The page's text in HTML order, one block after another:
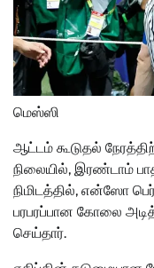
மெஸ்ஸி
ஆட்டம் கூடுதல்
நிலையில், இரண்டாம்
நிமிடத்தில், என்ஸோ
பரபரப்பான கோலை
செய்தார்.